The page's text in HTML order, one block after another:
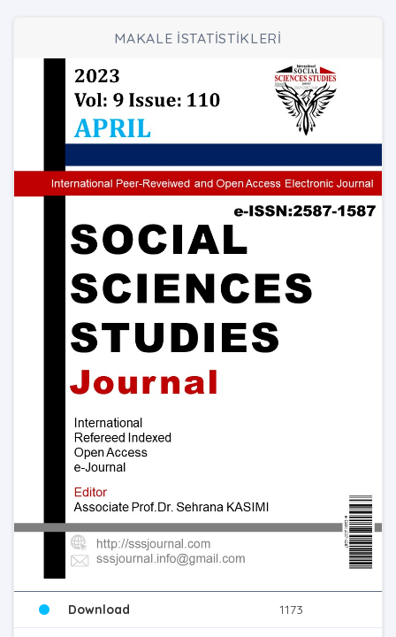
MAKALE İSTATİSTİKLERİ
Download 1173